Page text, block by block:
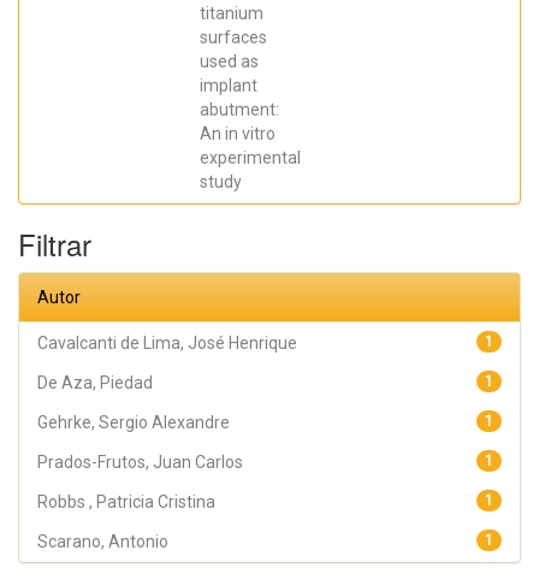
titanium
surfaces
used as
implant
abutment:
An in vitro
experimental
study
Filtrar
Autor
1
Cavalcanti de Lima, José Henrique
1
De Aza, Piedad
1
Gehrke, Sergio Alexandre
1
Prados-Frutos, Juan Carlos
1
Robbs , Patricia Cristina
1
Scarano, Antonio